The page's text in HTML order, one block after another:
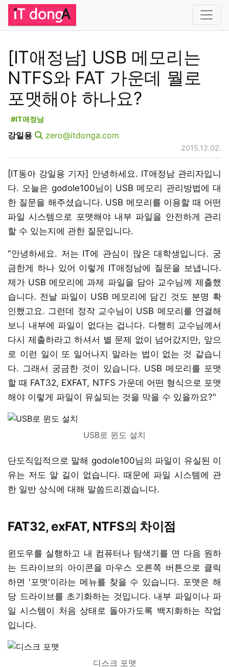
[IT애정남] USB 메모리는
NTFS와 FAT 가운데 뭘로
포맷해야 하나요?
#IT애정남
강일용 zero@itdonga.com
2015.12.02.
[IT동아 강일용 기자] 안녕하세요. IT애정남 관리자입니
다. 오늘은 godole100님이 USB 메모리 관리방법에 대
한 질문을 해주셨습니다. USB 메모리를 이용할 때 어떤
파일 시스템으로 포맷해야 내부 파일을 안전하게 관리
할 수 있는지에 관한 질문입니다.
"안녕하세요. 저는 IT에 관심이 많은 대학생입니다. 궁
금한게 하나 있어 이렇게 IT애정남에 질문을 보냅니다.
제가 USB 메모리에 과제 파일을 담아 교수님께 제출했
습니다. 전날 파일이 USB 메모리에 담긴 것도 분명 확
인했고요. 그런데 정작 교수님이 USB 메모리를 연결해
보니 내부에 파일이 없다는 겁니다. 다행히 교수님께서
다시 제출하라고 하셔서 별 문제 없이 넘어갔지만, 앞으
로 이런 일이 또 일어나지 말라는 법이 없는 것 같습니
다. 그래서 궁금한 것이 있습니다. USB 메모리를 포맷
할 때 FAT32, EXFAT, NTFS 가운데 어떤 형식으로 포맷
해야 이렇게 파일이 유실되는 것을 막을 수 있을까요?"
USB로 윈도 설치
단도직입적으로 말해 godole100님의 파일이 유실된 이
유는 저도 알 길이 없습니다. 때문에 파일 시스템에 관
한 일반 상식에 대해 말씀드리겠습니다.
FAT32, exFAT, NTFS의 차이점
윈도우를 실행하고 내 컴퓨터나 탐색기를 연 다음 원하
는 드라이브의 아이콘을 마우스 오른쪽 버튼으로 클릭
하면 '포맷'이라는 메뉴를 찾을 수 있습니다. 포맷은 해
당 드라이브를 초기화하는 것입니다. 내부 파일이나 파
일 시스템이 처음 상태로 돌아가도록 백지화하는 작업
입니다.
디스크 포맷